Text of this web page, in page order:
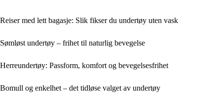
Reiser med lett bagasje: Slik fikser du undertøy uten vask
Sømløst undertøy – frihet til naturlig bevegelse
Herreundertøy: Passform, komfort og bevegelsesfrihet
Bomull og enkelhet – det tidløse valget av undertøy